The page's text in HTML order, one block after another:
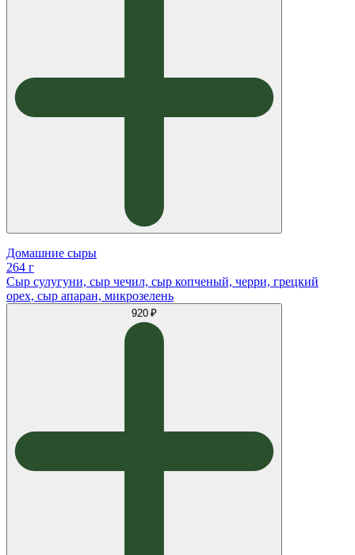
Домашние сыры
264 г
Сыр сулугуни, сыр чечил, сыр копченый, черри, грецкий
орех, сыр апаран, микрозелень
920 ₽